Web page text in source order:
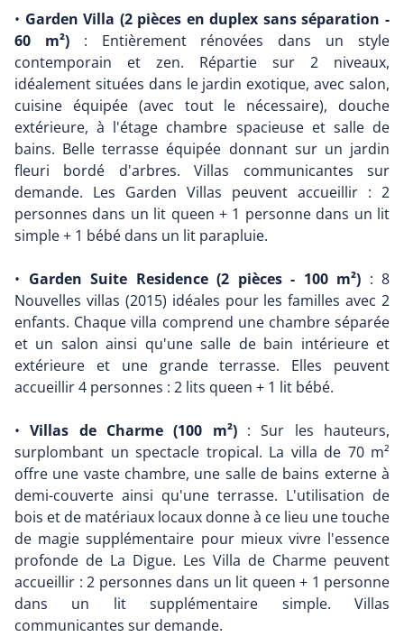
• Garden Villa (2 pièces en duplex sans séparation -
60 m²) : Entièrement rénovées dans un style
contemporain et zen. Répartie sur 2 niveaux,
idéalement situées dans le jardin exotique, avec salon,
cuisine équipée (avec tout le nécessaire), douche
extérieure, à l'étage chambre spacieuse et salle de
bains. Belle terrasse équipée donnant sur un jardin
fleuri bordé d'arbres. Villas communicantes sur
demande. Les Garden Villas peuvent accueillir : 2
personnes dans un lit queen + 1 personne dans un lit
simple + 1 bébé dans un lit parapluie.
• Garden Suite Residence (2 pièces - 100 m²) : 8
Nouvelles villas (2015) idéales pour les familles avec 2
enfants. Chaque villa comprend une chambre séparée
et un salon ainsi qu'une salle de bain intérieure et
extérieure et une grande terrasse. Elles peuvent
accueillir 4 personnes : 2 lits queen + 1 lit bébé.
•Villas de Charme (100 m²): Sur les hauteurs,
surplombant un spectacle tropical. La villa de 70 m²
offre une vaste chambre, une salle de bains externe à
demi-couverte ainsi qu'une terrasse. L'utilisation de
bois et de matériaux locaux donne à ce lieu une touche
de magie supplémentaire pour mieux vivre l'essence
profonde de La Digue. Les Villa de Charme peuvent
accueillir : 2 personnes dans un lit queen + 1 personne
dans un lit supplémentaire simple. Villas
communicantes sur demande.